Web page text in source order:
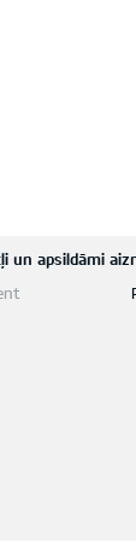
un apsildāmi